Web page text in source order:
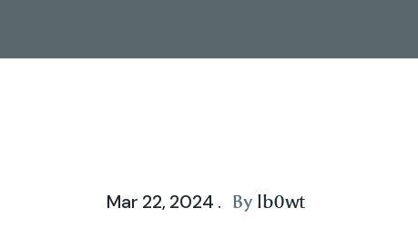
Mar 22, 2024 . By lb0wt